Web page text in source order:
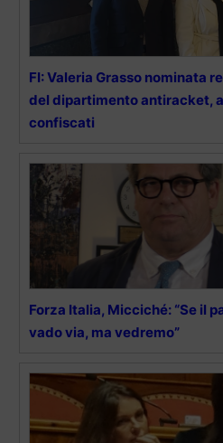
FI: Valeria Grasso nominata
del dipartimento antiracket,
confiscati
Forza Italia, Micciché: “Se il
vado via, ma vedremo”